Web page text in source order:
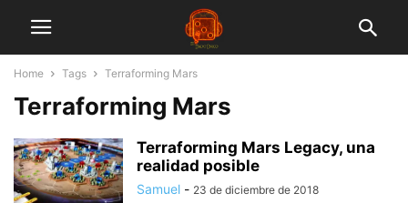
Home Tags Terraforming Mars
Terraforming Mars
Terraforming Mars Legacy, una
realidad posible
Samuel - 23 de diciembre de 2018